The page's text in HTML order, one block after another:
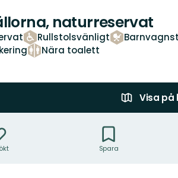
naturreservat
Rullstolsvänligt
Nära toalett
Visa på
Spara